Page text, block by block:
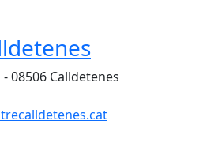
08506 Calldetenes